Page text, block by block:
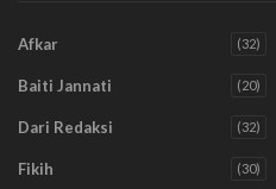
Afkar (32)
Baiti Jannati (20)
Dari Redaksi (32)
Fikih (30)